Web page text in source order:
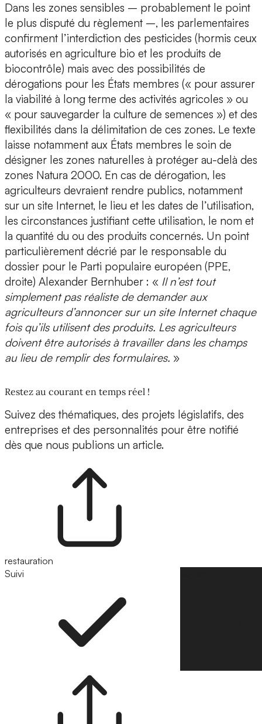
Dans les zones sensibles – probablement le point
le plus disputé du règlement –, les parlementaires
confirment l’interdiction des pesticides (hormis ceux
autorisés en agriculture bio et les produits de
biocontrôle) mais avec des possibilités de
dérogations pour les États membres (« pour assurer
la viabilité à long terme des activités agricoles » ou
« pour sauvegarder la culture de semences ») et des
flexibilités dans la délimitation de ces zones. Le texte
laisse notamment aux États membres le soin de
désigner les zones naturelles à protéger au-delà des
zones Natura 2000. En cas de dérogation, les
agriculteurs devraient rendre publics, notamment
sur un site Internet, le lieu et les dates de l’utilisation,
les circonstances justifiant cette utilisation, le nom et
la quantité du ou des produits concernés. Un point
particulièrement décrié par le responsable du
dossier pour le Parti populaire européen (PPE,
droite) Alexander Bernhuber : « Il n’est tout
simplement pas réaliste de demander aux
agriculteurs d’annoncer sur un site Internet chaque
fois qu’ils utilisent des produits. Les agriculteurs
doivent être autorisés à travailler dans les champs
au lieu de remplir des formulaires. »
Restez au courant en temps réel !
Suivez des thématiques, des projets législatifs, des
entreprises et des personnalités pour être notifié
dès que nous publions un article.
restauration
Suivi